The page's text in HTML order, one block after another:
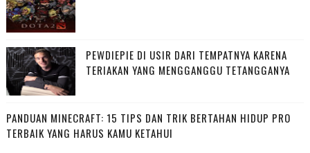
PEWDIEPIE DI USIR DARI TEMPATNYA KARENA
TERIAKAN YANG MENGGANGGU TETANGGANYA
PANDUAN MINECRAFT: 15 TIPS DAN TRIK BERTAHAN HIDUP PRO
TERBAIK YANG HARUS KAMU KETAHUI